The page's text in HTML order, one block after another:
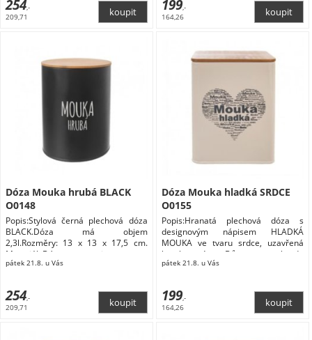
254,-
209,71
199,-
164,26
Dóza Mouka hrubá BLACK
O0148
Popis:Stylová černá plechová dóza
BLACK.Dóza má objem
2,3l.Rozměry: 13 x 13 x 17,5 cm.
Materiál: Dózy na potraviny
pátek 21.8. u Vás
254,-
209,71
Dóza Mouka hladká SRDCE
O0155
Popis:Hranatá plechová dóza s
designovým nápisem HLADKÁ
MOUKA ve tvaru srdce, uzavřená
bambusovým Dům a zahrada
Domácnost Doplňky do kuchyně
pátek 21.8. u Vás
199,-
164,26